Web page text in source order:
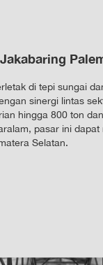
di tepi sungai
sinergi lintas
hingga 800 ton
pasar ini
Selatan.